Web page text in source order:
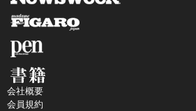
会社概要
会員規約